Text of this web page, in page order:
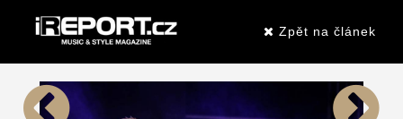
Zpět na článek